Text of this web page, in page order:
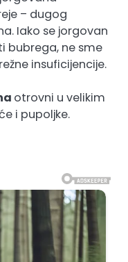
– dugog
Iako se jorgovan
bubrega, ne sme
insuficijencije.
otrovni u velikim
i pupoljke.